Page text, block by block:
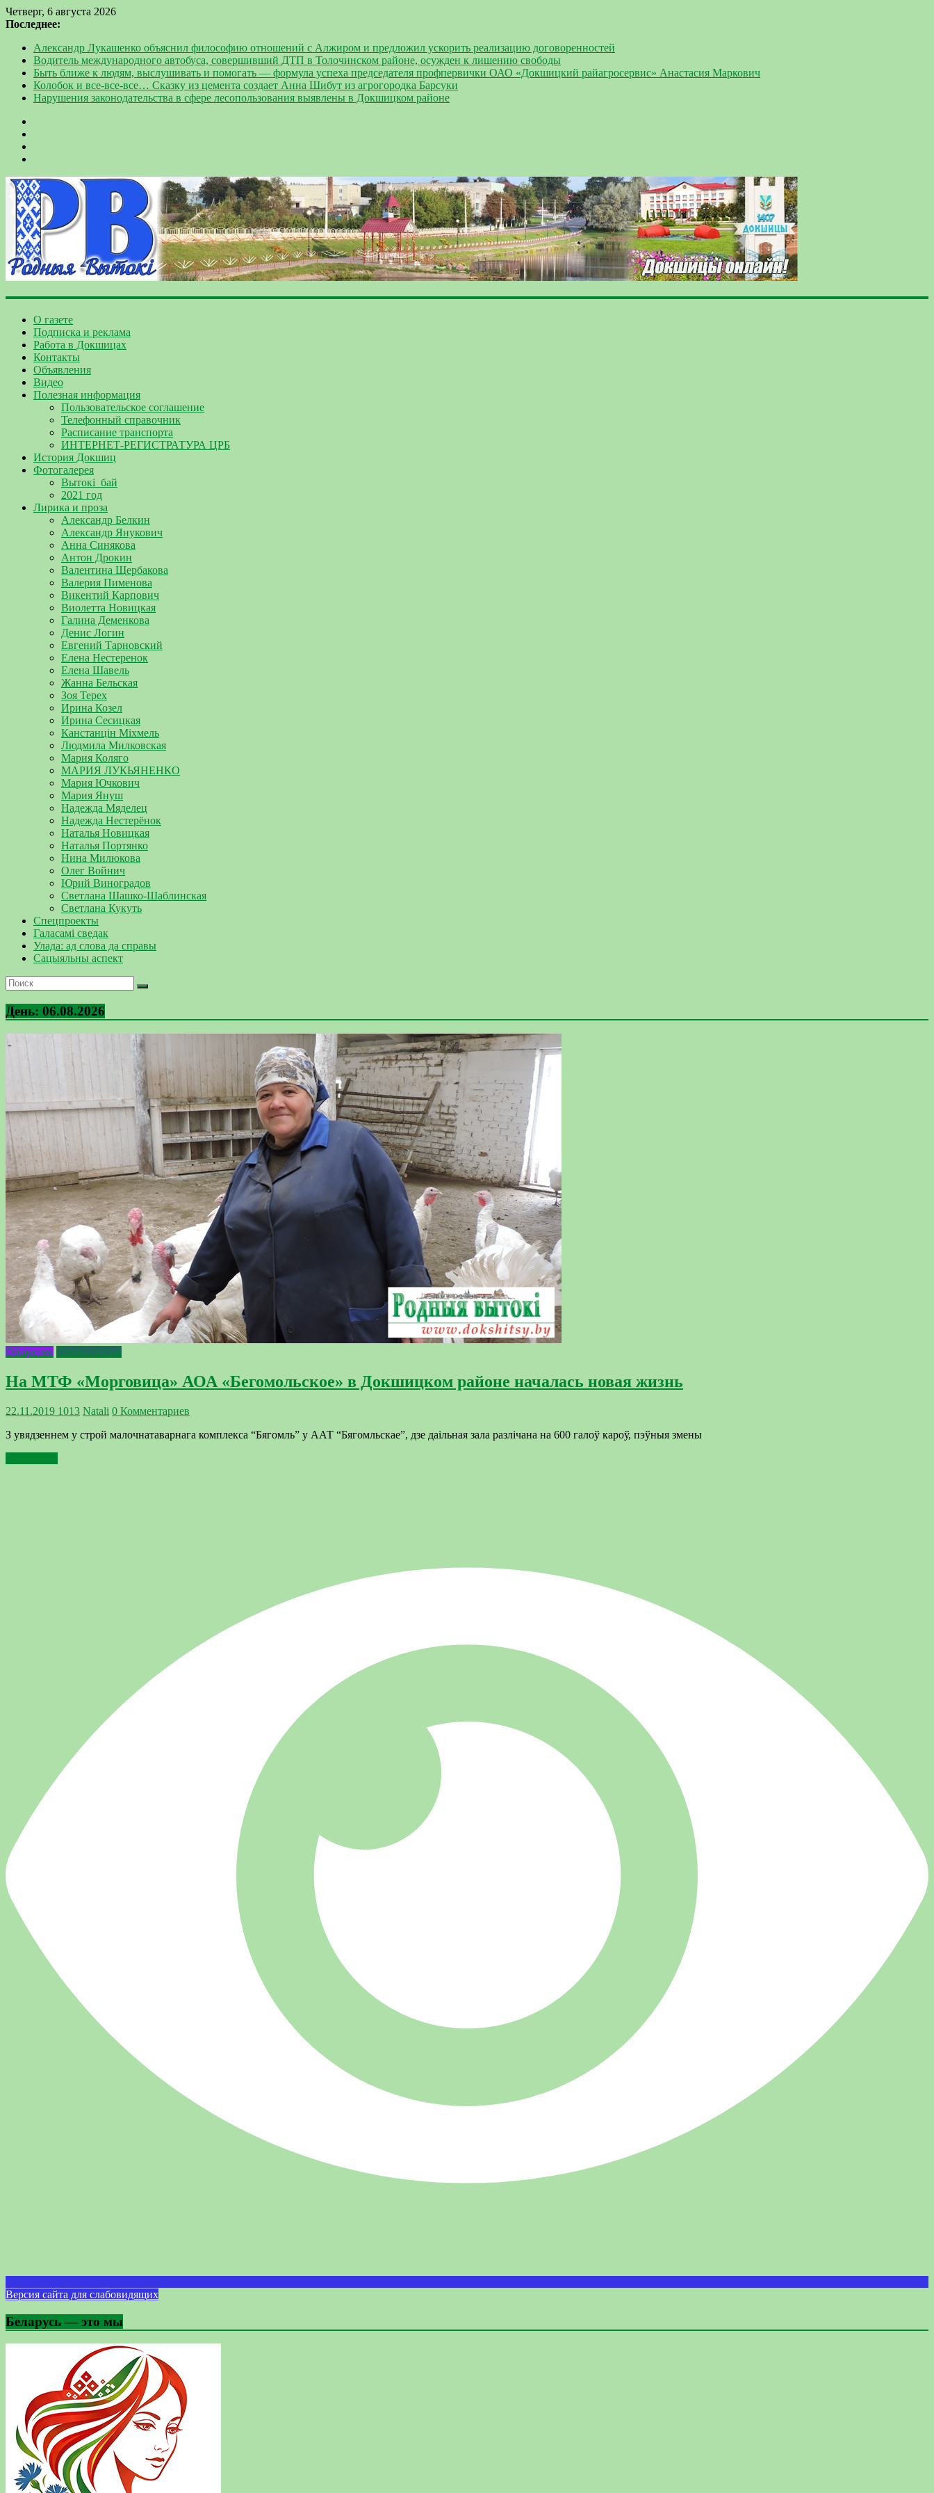
Четверг, 6 августа 2026
Последнее:
Александр Лукашенко объяснил философию отношений с Алжиром и предложил ускорить реализацию договоренностей
Водитель международного автобуса, совершивший ДТП в Толочинском районе, осужден к лишению свободы
Быть ближе к людям, выслушивать и помогать — формула успеха председателя профпервички ОАО «Докшицкий райагросервис» Анастасия Маркович
Колобок и все-все-все… Сказку из цемента создает Анна Шибут из агрогородка Барсуки
Нарушения законодательства в сфере лесопользования выявлены в Докшицком районе
О газете
Подписка и реклама
Работа в Докшицах
Контакты
Объявления
Видео
Полезная информация
Пользовательское соглашение
Телефонный справочник
Расписание транспорта
ИНТЕРНЕТ-РЕГИСТРАТУРА ЦРБ
История Докшиц
Фотогалерея
Вытокі_бай
2021 год
Лирика и проза
Александр Белкин
Александр Янукович
Анна Синякова
Антон Дрокин
Валентина Щербакова
Валерия Пименова
Викентий Карпович
Виолетта Новицкая
Галина Деменкова
Денис Логин
Евгений Тарновский
Елена Нестеренок
Елена Шавель
Жанна Бельская
Зоя Терех
Ирина Козел
Ирина Сесицкая
Канстанцін Міхмель
Людмила Милковская
Мария Коляго
МАРИЯ ЛУКЬЯНЕНКО
Мария Ючкович
Мария Януш
Надежда Мяделец
Надежда Нестерёнок
Наталья Новицкая
Наталья Портянко
Нина Милюкова
Олег Войнич
Юрий Виноградов
Светлана Шашко-Шаблинская
Светлана Кукуть
Спецпроекты
Галасамі сведак
Улада: ад слова да справы
Сацыяльны аспект
День: 06.08.2026
Общество Специалисты
На МТФ «Морговица» АОА «Бегомольское» в Докшицком районе началась новая жизнь
22.11.2019 1013 Natali 0 Комментариев
З увядзеннем у строй малочнатаварнага комплекса “Бягомль” у ААТ “Бягомльскае”, дзе даільная зала разлічана на 600 галоў кароў, пэўныя змены
Версия сайта для слабовидящих
Беларусь — это мы